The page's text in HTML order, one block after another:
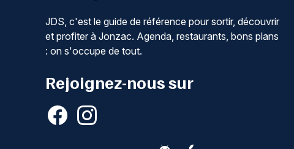
JDS, c'est le guide de référence pour sortir, découvrir
et profiter à Jonzac. Agenda, restaurants, bons plans
: on s'occupe de tout.
Rejoignez-nous sur